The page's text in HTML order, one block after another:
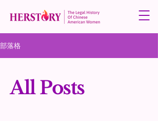
部落格
All Posts